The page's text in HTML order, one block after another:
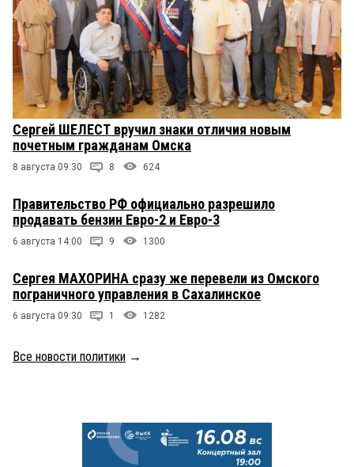
Сергей ШЕЛЕСТ вручил знаки отличия новым
почетным гражданам Омска
8 августа 09:30 8 624
Правительство РФ официально разрешило
продавать бензин Евро-2 и Евро-3
6 августа 14:00 9 1300
Сергея МАХОРИНА сразу же перевели из Омского
пограничного управления в Сахалинское
6 августа 09:30 1 1282
Все новости политики →